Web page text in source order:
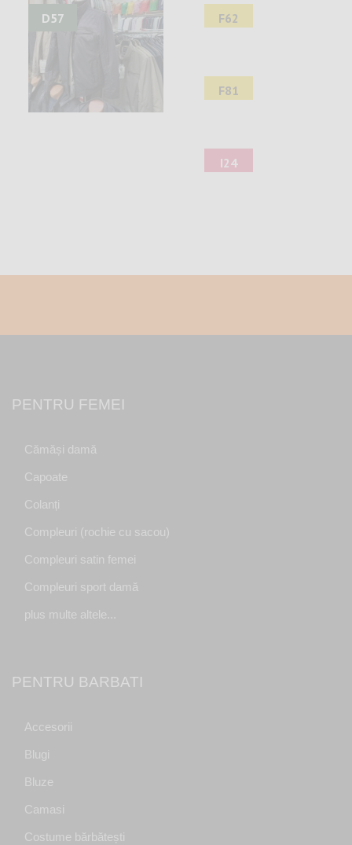
D57 F62
F81
I24
PENTRU FEMEI
Cămăși damă
Capoate
Colanți
Compleuri (rochie cu sacou)
Compleuri satin femei
Compleuri sport damă
plus multe altele...
PENTRU BARBATI
Accesorii
Blugi
Bluze
Camasi
Costume bărbătești